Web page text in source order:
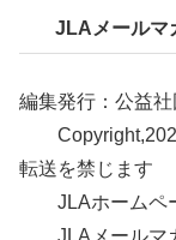
JLAメールマ
編集発行：公益
転送を禁じます
JLAホームペ
JLAメールマ